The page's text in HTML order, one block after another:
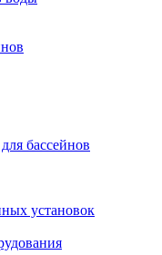
бассейнов
установок